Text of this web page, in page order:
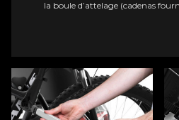
la boule d’attelage (cadenas